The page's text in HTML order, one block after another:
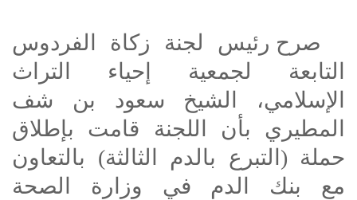
صرح رئيس لجنة زكاة الفردوس
التابعة لجمعية إحياء التراث
الإسلامي، الشيخ سعود بن شف
المطيري بأن اللجنة قامت بإطلاق
حملة (التبرع بالدم الثالثة) بالتعاون
مع بنك الدم في وزارة الصحة